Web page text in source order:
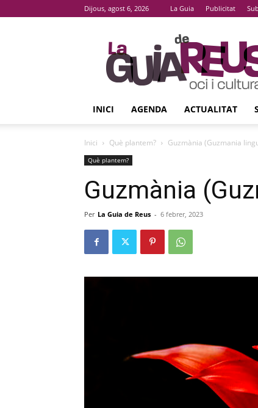
Dijous, agost 6, 2026 La Guia Publicitat
La
Guia
De
Reus
INICI AGENDA ACTUALITAT
Inici Què plantem? Guzmània (Guzmania
Què plantem?
Guzmània
Per La Guia de Reus - 6 febrer, 2023